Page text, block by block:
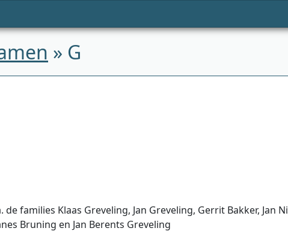
» G
families Klaas Greveling, Jan Greveling, Gerrit Bakker, Jan
Bruning en Jan Berents Greveling